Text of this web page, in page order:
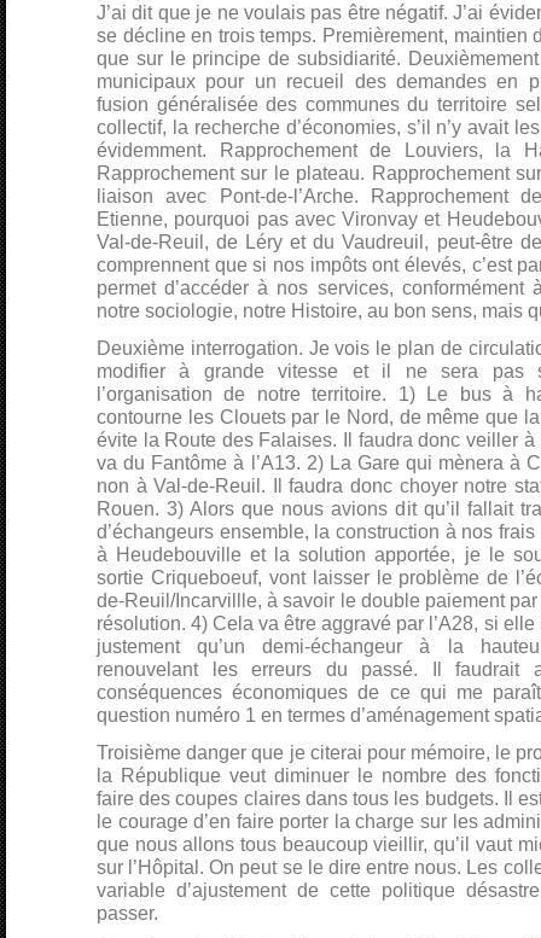
J’ai dit que je ne voulais pas être négatif. J’ai
se décline en trois temps. Premièrement, maintien
que sur le principe de subsidiarité.
municipaux pour un recueil des demandes en
fusion généralisée des communes du territoire
collectif, la recherche d’économies, s’il n’y avait
évidemment. Rapprochement de Louviers, la
Rapprochement sur le plateau. Rapprochement
liaison avec Pont-de-l’Arche. Rapprochement
Etienne, pourquoi pas avec Vironvay et
Val-de-Reuil, de Léry et du Vaudreuil, peut-être
comprennent que si nos impôts ont élevés, c’est
permet d’accéder à nos services, conformément
notre sociologie, notre Histoire, au bon sens, mais
Deuxième interrogation. Je vois le plan de
modifier à grande vitesse et il ne sera pas
l’organisation de notre territoire. 1) Le bus à
contourne les Clouets par le Nord, de même que
évite la Route des Falaises. Il faudra donc veiller
va du Fantôme à l’A13. 2) La Gare qui mènera à
non à Val-de-Reuil. Il faudra donc choyer notre
Rouen. 3) Alors que nous avions dit qu’il fallait
d’échangeurs ensemble, la construction à nos
à Heudebouville et la solution apportée, je le
sortie Criqueboeuf, vont laisser le problème de
de-Reuil/Incarvillle, à savoir le double paiement
résolution. 4) Cela va être aggravé par l’A28, si elle
justement qu’un demi-échangeur à la
renouvelant les erreurs du passé. Il faudrait
conséquences économiques de ce qui me
question numéro 1 en termes d’aménagement
Troisième danger que je citerai pour mémoire, le
la République veut diminuer le nombre des
faire des coupes claires dans tous les budgets. Il
le courage d’en faire porter la charge sur les
que nous allons tous beaucoup vieillir, qu’il vaut
sur l’Hôpital. On peut se le dire entre nous. Les
variable d’ajustement de cette politique
passer.